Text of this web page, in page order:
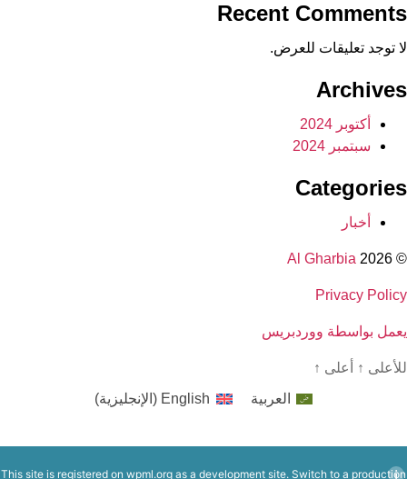
Recent Comments
لا توجد تعليقات للعرض.
Archives
أكتوبر 2024
سبتمبر 2024
Categories
أخبار
© 2026
Al Gharbia
Privacy Policy
يعمل بواسطة ووردبريس
للأعلى ↑ أعلى ↑
العربية
English
(الإنجليزية)
This site is registered on wpml.org as a development site. Switch to a production